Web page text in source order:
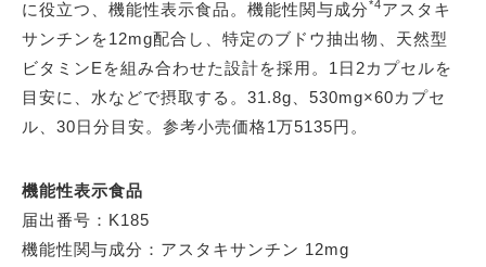
に役立つ、機能性表示食品。機能性関与成分*4アスタキ
サンチンを12mg配合し、特定のブドウ抽出物、天然型
ビタミンEを組み合わせた設計を採用。1日2カプセルを
目安に、水などで摂取する。31.8g、530mg×60カプセ
ル、30日分目安。参考小売価格1万5135円。
機能性表示食品
届出番号：K185
機能性関与成分：アスタキサンチン 12mg